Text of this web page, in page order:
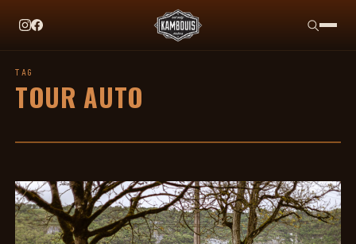
TAG HEUER X TEAM IKUZAWA : LE COME-BACK
TAG
TOUR AUTO